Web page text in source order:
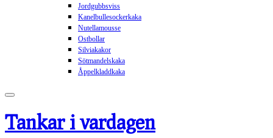
Jordgubbsviss
Kanelbullesockerkaka
Nutellamousse
Ostbollar
Silviakakor
Sötmandelskaka
Åppelkladdkaka
Tankar i vardagen